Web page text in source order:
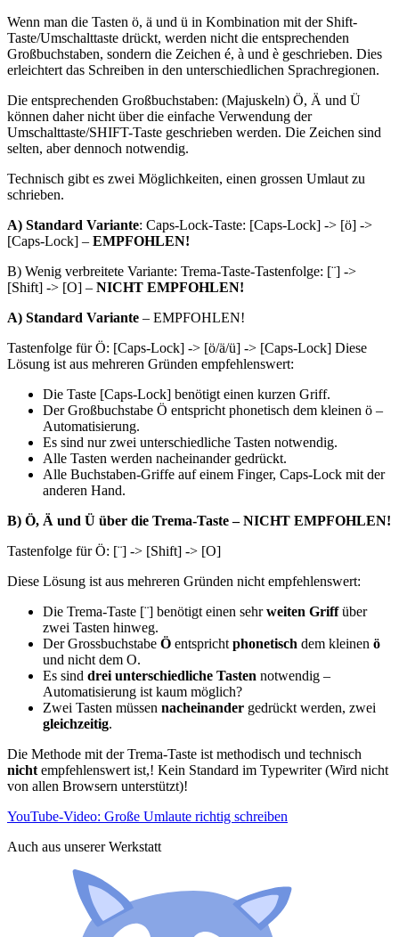
Wenn man die Tasten ö, ä und ü in Kombination mit der Shift-
Taste/Umschalttaste drückt, werden nicht die entsprechenden
Großbuchstaben, sondern die Zeichen é, à und è geschrieben. Dies
erleichtert das Schreiben in den unterschiedlichen Sprachregionen.
Die entsprechenden Großbuchstaben: (Majuskeln) Ö, Ä und Ü
können daher nicht über die einfache Verwendung der
Umschalttaste/SHIFT-Taste geschrieben werden. Die Zeichen sind
selten, aber dennoch notwendig.
Technisch gibt es zwei Möglichkeiten, einen grossen Umlaut zu
schrieben.
A) Standard Variante: Caps-Lock-Taste: [Caps-Lock] -> [ö] ->
[Caps-Lock] – EMPFOHLEN!
B) Wenig verbreitete Variante: Trema-Taste-Tastenfolge: [¨] ->
[Shift] -> [O] – NICHT EMPFOHLEN!
A) Standard Variante – EMPFOHLEN!
Tastenfolge für Ö: [Caps-Lock] -> [ö/ä/ü] -> [Caps-Lock] Diese
Lösung ist aus mehreren Gründen empfehlenswert:
Die Taste [Caps-Lock] benötigt einen kurzen Griff.
Der Großbuchstabe Ö entspricht phonetisch dem kleinen ö –
Automatisierung.
Es sind nur zwei unterschiedliche Tasten notwendig.
Alle Tasten werden nacheinander gedrückt.
Alle Buchstaben-Griffe auf einem Finger, Caps-Lock mit der
anderen Hand.
B) Ö, Ä und Ü über die Trema-Taste – NICHT EMPFOHLEN!
Tastenfolge für Ö: [¨] -> [Shift] -> [O]
Diese Lösung ist aus mehreren Gründen nicht empfehlenswert:
Die Trema-Taste [¨] benötigt einen sehrweiten Griffüber
zwei Tasten hinweg.
Der Grossbuchstabe Ö entspricht phonetisch dem kleinen ö
und nicht dem O.
Es sind drei unterschiedliche Tasten notwendig –
Automatisierung ist kaum möglich?
Zwei Tasten müssen nacheinander gedrückt werden, zwei
gleichzeitig.
Die Methode mit der Trema-Taste ist methodisch und technisch
nicht empfehlenswert ist,! Kein Standard im Typewriter (Wird nicht
von allen Browsern unterstützt)!
YouTube-Video: Große Umlaute richtig schreiben
Auch aus unserer Werkstatt